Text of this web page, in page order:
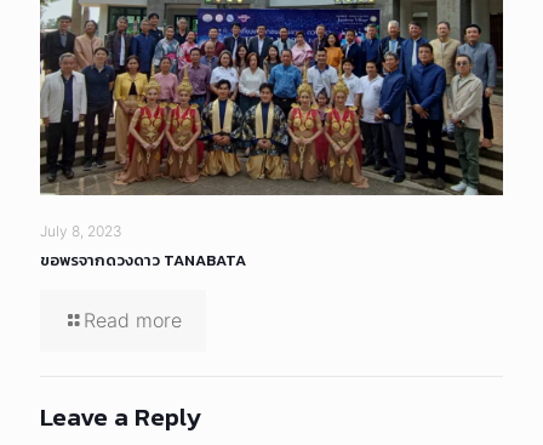
July 8, 2023
ขอพรจากดวงดาว TANABATA
Read more
Leave a Reply